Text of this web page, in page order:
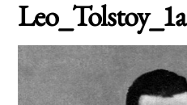
Leo_Tolstoy_1a